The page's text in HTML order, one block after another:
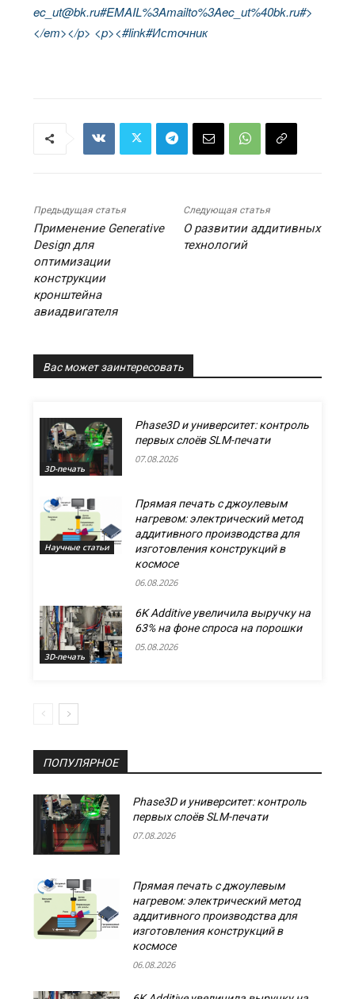
ec_ut@bk.ru#EMAIL%3Amailto%3Aec_ut%40bk.ru#>
</em></p> <p><#link#Источник
Предыдущая статья
Применение Generative
Design для
оптимизации
конструкции
кронштейна
авиадвигателя
Следующая статья
О развитии аддитивных
технологий
Вас может заинтересовать
3D-печать
Phase3D и университет: контроль
первых слоёв SLM-печати
07.08.2026
Научные статьи
Прямая печать с джоулевым
нагревом: электрический метод
аддитивного производства для
изготовления конструкций в
космосе
06.08.2026
3D-печать
6K Additive увеличила выручку на
63% на фоне спроса на порошки
05.08.2026
ПОПУЛЯРНОЕ
Phase3D и университет: контроль
первых слоёв SLM-печати
07.08.2026
Прямая печать с джоулевым
нагревом: электрический метод
аддитивного производства для
изготовления конструкций в
космосе
06.08.2026